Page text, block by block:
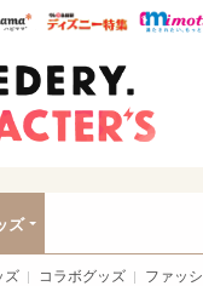
あ総研ハピママ*
ウレぴ
ズ
ズ コラボグッズ ファッ